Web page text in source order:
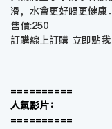
滑，水會更好喝更健康
售價:250
訂購線上訂購 立即點我
==========
人氣影片：
==========